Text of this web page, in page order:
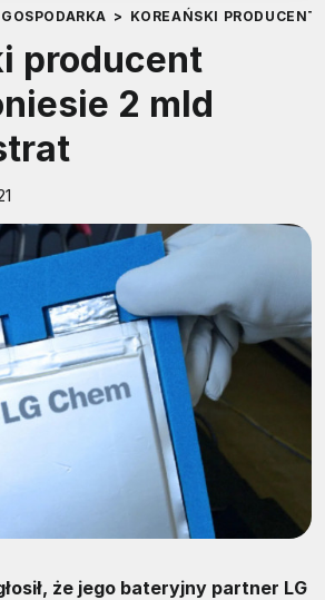
GOSPODARKA > KOREAŃSKI
producent
2 mld
że jego bateryjny partner LG